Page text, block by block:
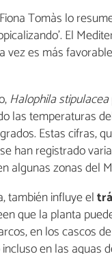
Tomàs lo
El
vez es más
Halophila stipulacea
las temperaturas
Estas cifras,
han registrado
algunas zonas del
también influye el
que la planta
en los cascos
en las aguas